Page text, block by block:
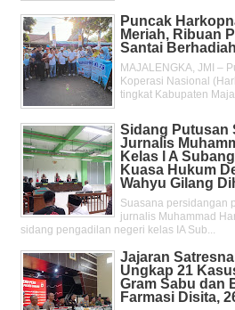
Puncak
Meriah, Ribuan
Santai Berhadiah
MAJALENGKA, JMI –
Koperasi Nasional
tingkat Kabupaten
Sidang Putusan
Jurnalis
Kelas l A
Kuasa Hukum
Wahyu Gilang
Suasana persidangan
jurnalis Muhammad
sidang pengadilan negeri kelas IA Sub...
Jajaran
Ungkap 21
Gram Sabu dan
Farmasi Disita,